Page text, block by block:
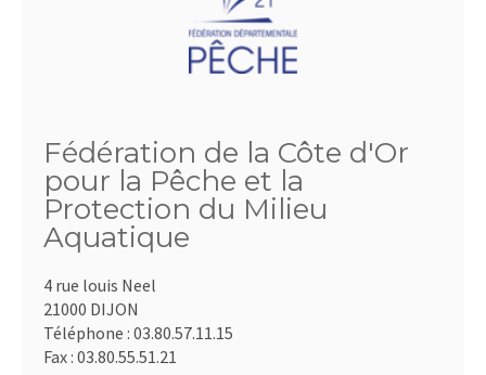
Fédération de la Côte d'Or
pour la Pêche et la
Protection du Milieu
Aquatique
4 rue louis Neel
21000 DIJON
Téléphone : 03.80.57.11.15
Fax : 03.80.55.51.21